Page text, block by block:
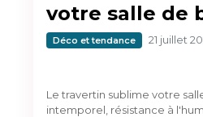
votre salle de
Déco et tendance 21 juillet
Le travertin sublime votre
intemporel, résistance à